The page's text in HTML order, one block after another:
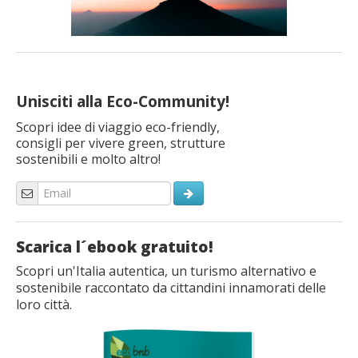
Unisciti alla Eco-Community!
Scopri idee di viaggio eco-friendly,
consigli per vivere green, strutture
sostenibili e molto altro!
Scarica l´ebook gratuito!
Scopri un'Italia autentica, un turismo alternativo e
sostenibile raccontato da cittandini innamorati delle
loro città.